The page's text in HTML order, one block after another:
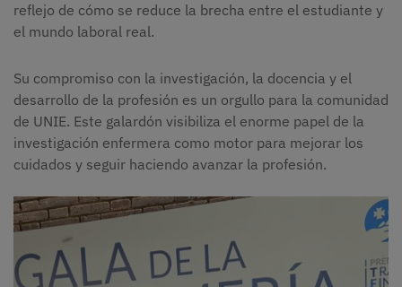
reflejo de cómo se reduce la brecha entre el estudiante y
el mundo laboral real.
Su compromiso con la investigación, la docencia y el
desarrollo de la profesión es un orgullo para la comunidad
de UNIE. Este galardón visibiliza el enorme papel de la
investigación enfermera como motor para mejorar los
cuidados y seguir haciendo avanzar la profesión.
Imagen